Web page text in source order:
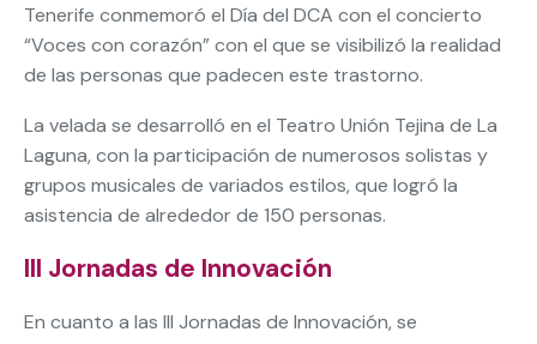
Tenerife conmemoró el Día del DCA con el concierto
“Voces con corazón” con el que se visibilizó la realidad
de las personas que padecen este trastorno.
La velada se desarrolló en el Teatro Unión Tejina de La
Laguna, con la participación de numerosos solistas y
grupos musicales de variados estilos, que logró la
asistencia de alrededor de 150 personas.
III Jornadas de Innovación
En cuanto a las III Jornadas de Innovación, se